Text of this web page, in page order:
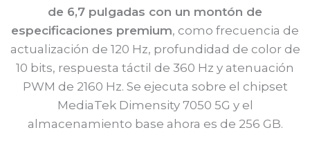
de 6,7 pulgadas con un montón de
especificaciones premium, como frecuencia de
actualización de 120 Hz, profundidad de color de
10 bits, respuesta táctil de 360 ​​Hz y atenuación
PWM de 2160 Hz. Se ejecuta sobre el chipset
MediaTek Dimensity 7050 5G y el
almacenamiento base ahora es de 256 GB.